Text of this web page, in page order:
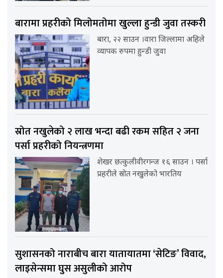
बारामा प्रहरीको मिलोमतोमा खुल्ला हुन्डी जुवा तस्करी
बारा, २२ साउन ।वारा जिल्लामा अहिले
व्यापक रुपमा हुन्डी जुवा
स्रोत नखुलेको २ लाख भन्दा बढी रकम सहित २ जना
पर्सा प्रहरीको नियन्त्रणमा
शेखर छत्कुलीवीरगन्ज १६ साउन । पर्सा
प्रहरीले स्रोत नखुलेको भारतिय
सुशासनको नाराबीच बारा यातायातमा ‘सेटिङ’ विवाद,
लाइसेन्समा घुस असुलीको आरोप